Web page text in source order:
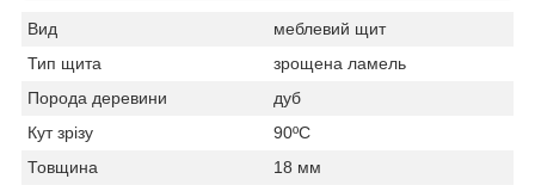
Вид
меблевий щит
Тип щита
зрощена ламель
Порода деревини
дуб
Кут зрізу
90ºС
Товщина
18 мм